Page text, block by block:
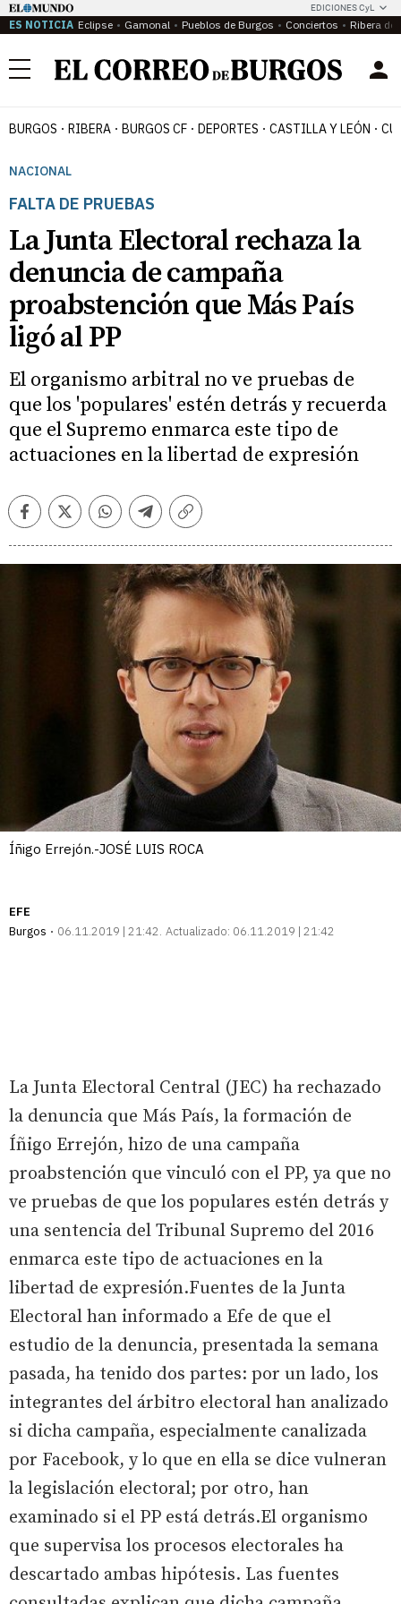
EDICIONES CyL
ES NOTICIA Eclipse Gamonal Pueblos de Burgos Conciertos Ribera del
Menú
BURGOS RIBERA BURGOS CF DEPORTES CASTILLA Y LEÓN
NACIONAL
FALTA DE PRUEBAS
La Junta Electoral rechaza la
denuncia de campaña
proabstención que Más País
ligó al PP
El organismo arbitral no ve pruebas de
que los 'populares' estén detrás y recuerda
que el Supremo enmarca este tipo de
actuaciones en la libertad de expresión
FacebookTwitterWhatsappTelegramCopiar
Íñigo Errejón.-JOSÉ LUIS ROCA
EFE
Burgos
06.11.2019 | 21:42 Actualizado: 06.11.2019 | 21:42
La Junta Electoral Central (JEC) ha rechazado
la denuncia que Más País, la formación de
Íñigo Errejón, hizo de una campaña
proabstención que vinculó con el PP, ya que no
ve pruebas de que los populares estén detrás y
una sentencia del Tribunal Supremo del 2016
enmarca este tipo de actuaciones en la
libertad de expresión.Fuentes de la Junta
Electoral han informado a Efe de que el
estudio de la denuncia, presentada la semana
pasada, ha tenido dos partes: por un lado, los
integrantes del árbitro electoral han analizado
si dicha campaña, especialmente canalizada
por Facebook, y lo que en ella se dice vulneran
la legislación electoral; por otro, han
examinado si el PP está detrás.El organismo
que supervisa los procesos electorales ha
descartado ambas hipótesis. Las fuentes